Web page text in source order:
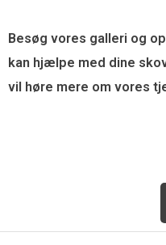
Besøg vores galleri og
kan hjælpe med dine
vil høre mere om vores